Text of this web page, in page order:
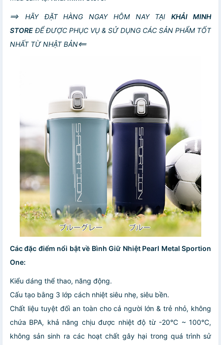
==> HÃY ĐẶT HÀNG NGAY HÔM NAY TẠIKHẢI MINH
STORE ĐỂ ĐƯỢC PHỤC VỤ & SỬ DỤNG CÁC SẢN PHẨM TỐT
NHẤT TỪ NHẬT BẢN<==
Các đặc điểm nổi bật về Bình Giữ Nhiệt Pearl Metal Sportion
One:
Kiểu dáng thể thao, năng động.
Cấu tạo bằng 3 lớp cách nhiệt siêu nhẹ, siêu bền.
Chất liệu tuyệt đối an toàn cho cả người lớn & trẻ nhỏ, không
chứa BPA, khả năng chịu được nhiệt độ từ -20°C ~ 100°C,
không sản sinh ra các hoạt chất gây hại trong quá trình sử